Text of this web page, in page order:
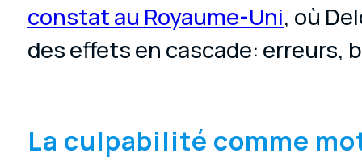
constat au Royaume-Uni, où
des effets en cascade: erreurs,
La culpabilité comme